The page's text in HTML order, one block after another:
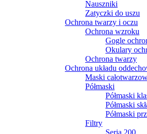
Nauszniki
Zatyczki do uszu
Ochrona twarzy i oczu
Ochrona wzroku
Gogle
Okulary
Ochrona twarzy
Ochrona układu
Maski
Półmaski
Półmaski
Półmaski
Półmaski
Filtry
Seria 200